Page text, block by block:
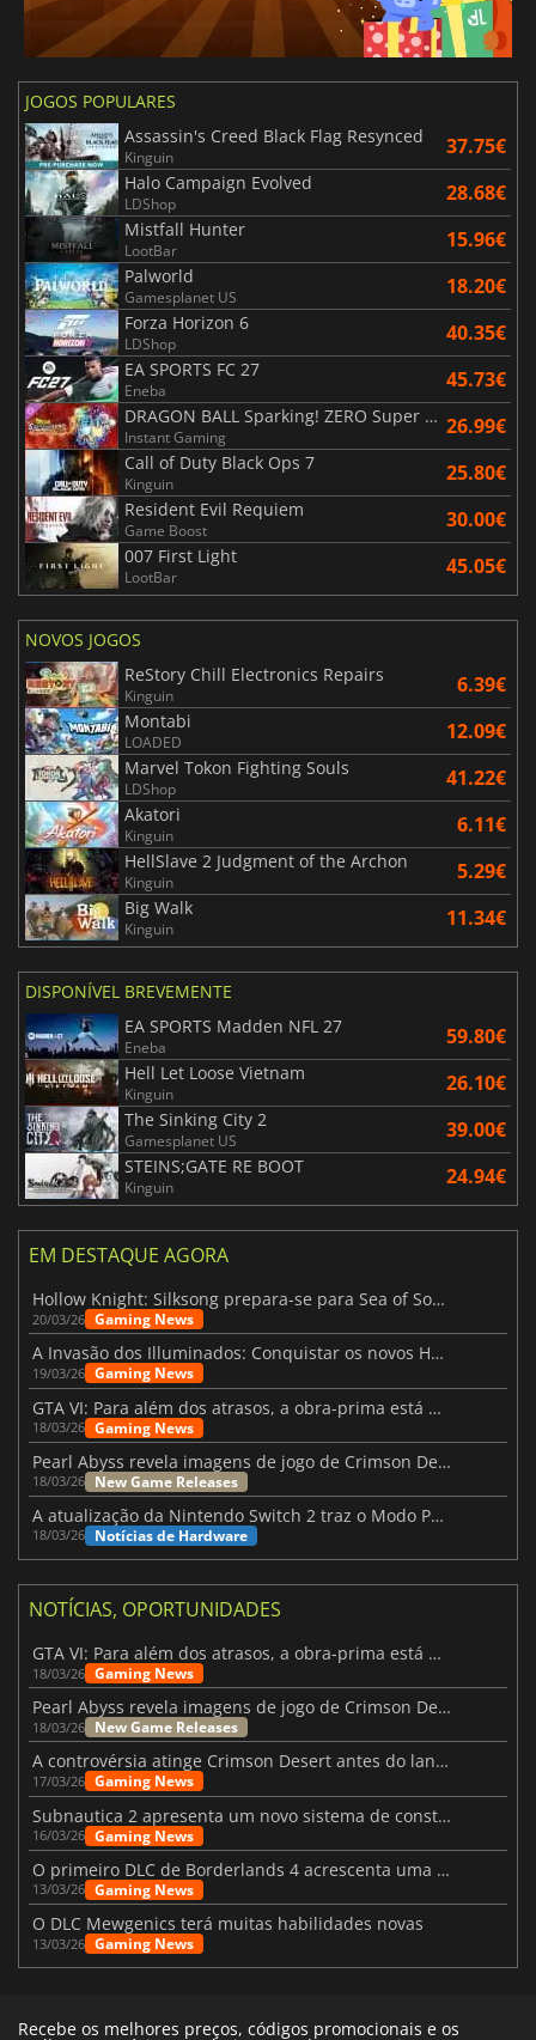
JOGOS POPULARES
Assassin's Creed Black Flag Resynced
Kinguin 37.75€
Halo Campaign Evolved
LDShop 28.68€
Mistfall Hunter
LootBar 15.96€
Palworld
Gamesplanet US 18.20€
Forza Horizon 6
LDShop 40.35€
EA SPORTS FC 27
Eneba 45.73€
DRAGON BALL Sparking! ZERO Super Limit Breaking NEO
Instant Gaming 26.99€
Call of Duty Black Ops 7
Kinguin 25.80€
Resident Evil Requiem
Game Boost 30.00€
007 First Light
LootBar 45.05€
NOVOS JOGOS
ReStory Chill Electronics Repairs
Kinguin 6.39€
Montabi
LOADED 12.09€
Marvel Tokon Fighting Souls
LDShop 41.22€
Akatori
Kinguin 6.11€
HellSlave 2 Judgment of the Archon
Kinguin 5.29€
Big Walk
Kinguin 11.34€
DISPONÍVEL BREVEMENTE
EA SPORTS Madden NFL 27
Eneba 59.80€
Hell Let Loose Vietnam
Kinguin 26.10€
The Sinking City 2
Gamesplanet US 39.00€
STEINS;GATE RE BOOT
Kinguin 24.94€
EM DESTAQUE AGORA
Hollow Knight: Silksong prepara-se para Sea of Sorrow com um patch
20/03/26 Gaming News
A Invasão dos Illuminados: Conquistar os novos Helldivers 2 Atualização!
19/03/26 Gaming News
GTA VI: Para além dos atrasos, a obra-prima está quase a chegar
18/03/26 Gaming News
Pearl Abyss revela imagens de jogo de Crimson Desert para a PS5
18/03/26 New Game Releases
A atualização da Nintendo Switch 2 traz o Modo Portátil aos jogos mais antigos da Switch
18/03/26 Notícias de Hardware
NOTÍCIAS, OPORTUNIDADES
GTA VI: Para além dos atrasos, a obra-prima está quase a chegar
18/03/26 Gaming News
Pearl Abyss revela imagens de jogo de Crimson Desert para a PS5
18/03/26 New Game Releases
A controvérsia atinge Crimson Desert antes do lançamento
17/03/26 Gaming News
Subnautica 2 apresenta um novo sistema de construção de bases
16/03/26 Gaming News
O primeiro DLC de Borderlands 4 acrescenta uma nova personagem e muito mais
13/03/26 Gaming News
O DLC Mewgenics terá muitas habilidades novas
13/03/26 Gaming News
Recebe os melhores preços, códigos promocionais e os